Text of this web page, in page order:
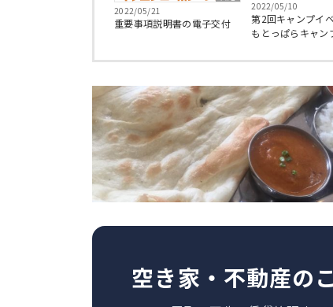
2022/05/21
重要事項説明書の電子交付
2022/05/10
第2回キャンプイ
もとっぱらキャン
空き家・不動産の